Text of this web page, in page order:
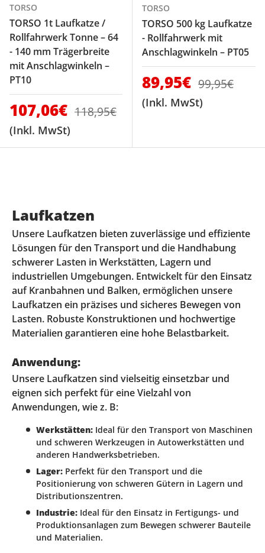
TORSO
TORSO 1t Laufkatze /
Rollfahrwerk Tonne – 64
- 140 mm Trägerbreite
mit Anschlagwinkeln –
PT10
Verkaufspreis
107,06€ Normaler Preis
118,95€
(Inkl. MwSt)
TORSO
TORSO 500 kg Laufkatze
- Rollfahrwerk mit
Anschlagwinkeln – PT05
Verkaufspreis
89,95€ Normaler
99,95€
(Inkl. MwSt)
Laufkatzen
Unsere Laufkatzen bieten zuverlässige und effiziente
Lösungen für den Transport und die Handhabung
schwerer Lasten in Werkstätten, Lagern und
industriellen Umgebungen. Entwickelt für den Einsatz
auf Kranbahnen und Balken, ermöglichen unsere
Laufkatzen ein präzises und sicheres Bewegen von
Lasten. Robuste Konstruktionen und hochwertige
Materialien garantieren eine hohe Belastbarkeit.
Anwendung:
Unsere Laufkatzen sind vielseitig einsetzbar und
eignen sich perfekt für eine Vielzahl von
Anwendungen, wie z. B:
Werkstätten: Ideal für den Transport von Maschinen
und schweren Werkzeugen in Autowerkstätten und
anderen Handwerksbetrieben.
Lager: Perfekt für den Transport und die
Positionierung von schweren Gütern in Lagern und
Distributionszentren.
Industrie: Ideal für den Einsatz in Fertigungs- und
Produktionsanlagen zum Bewegen schwerer Bauteile
und Materialien.